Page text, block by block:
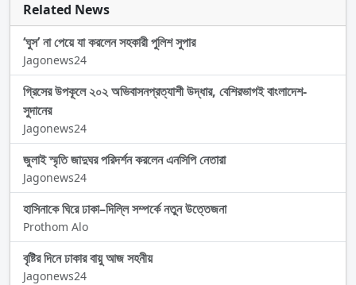
Related News
‘ঘুস’ না পেয়ে যা করলেন সহকারী পুলিশ সুপার
Jagonews24
গ্রিসের উপকূলে ২০২ অভিবাসনপ্রত্যাশী উদ্ধার, বেশিরভাগই বাংলাদেশ-
সুদানের
Jagonews24
জুলাই স্মৃতি জাদুঘর পরিদর্শন করলেন এনসিপি নেতারা
Jagonews24
হাসিনাকে ঘিরে ঢাকা–দিল্লি সম্পর্কে নতুন উত্তেজনা
Prothom Alo
বৃষ্টির দিনে ঢাকার বায়ু আজ সহনীয়
Jagonews24